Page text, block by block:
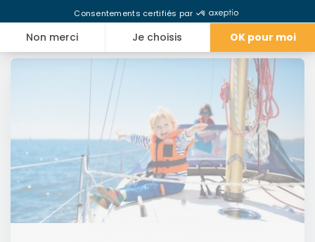
Ces articles pourraient vous
intéresser